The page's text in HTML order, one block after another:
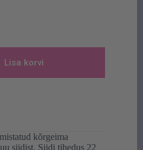
Lisa korvi
kõrgeima
siidist. Siidi tihedus 22